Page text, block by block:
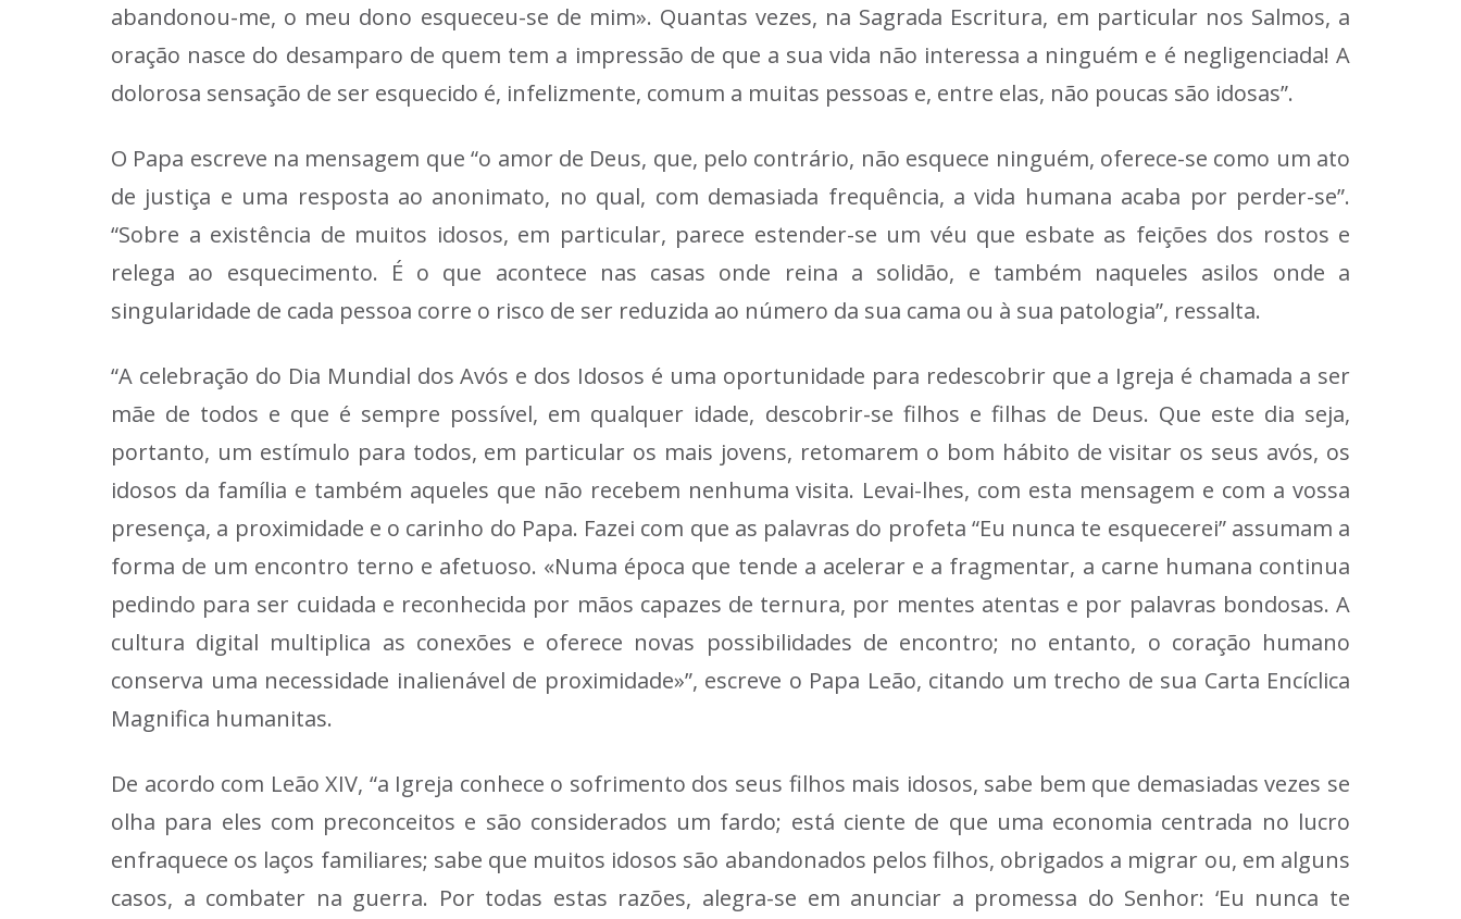
abandonou-me, o meu dono esqueceu-se de mim». Quantas vezes, na Sagrada Escritura, em particular nos Salmos, a
oração nasce do desamparo de quem tem a impressão de que a sua vida não interessa a ninguém e é negligenciada! A
dolorosa sensação de ser esquecido é, infelizmente, comum a muitas pessoas e, entre elas, não poucas são idosas”.
O Papa escreve na mensagem que “o amor de Deus, que, pelo contrário, não esquece ninguém, oferece-se como um ato
de justiça e uma resposta ao anonimato, no qual, com demasiada frequência, a vida humana acaba por perder-se”.
“Sobre a existência de muitos idosos, em particular, parece estender-se um véu que esbate as feições dos rostos e
relega ao esquecimento. É o que acontece nas casas onde reina a solidão, e também naqueles asilos onde a
singularidade de cada pessoa corre o risco de ser reduzida ao número da sua cama ou à sua patologia”, ressalta.
“A celebração do Dia Mundial dos Avós e dos Idosos é uma oportunidade para redescobrir que a Igreja é chamada a ser
mãe de todos e que é sempre possível, em qualquer idade, descobrir-se filhos e filhas de Deus. Que este dia seja,
portanto, um estímulo para todos, em particular os mais jovens, retomarem o bom hábito de visitar os seus avós, os
idosos da família e também aqueles que não recebem nenhuma visita. Levai-lhes, com esta mensagem e com a vossa
presença, a proximidade e o carinho do Papa. Fazei com que as palavras do profeta “Eu nunca te esquecerei” assumam a
forma de um encontro terno e afetuoso. «Numa época que tende a acelerar e a fragmentar, a carne humana continua
pedindo para ser cuidada e reconhecida por mãos capazes de ternura, por mentes atentas e por palavras bondosas. A
cultura digital multiplica as conexões e oferece novas possibilidades de encontro; no entanto, o coração humano
conserva uma necessidade inalienável de proximidade»”, escreve o Papa Leão, citando um trecho de sua Carta Encíclica
Magnifica humanitas.
De acordo com Leão XIV, “a Igreja conhece o sofrimento dos seus filhos mais idosos, sabe bem que demasiadas vezes se
olha para eles com preconceitos e são considerados um fardo; está ciente de que uma economia centrada no lucro
enfraquece os laços familiares; sabe que muitos idosos são abandonados pelos filhos, obrigados a migrar ou, em alguns
casos, a combater na guerra. Por todas estas razões, alegra-se em anunciar a promessa do Senhor: ‘Eu nunca te